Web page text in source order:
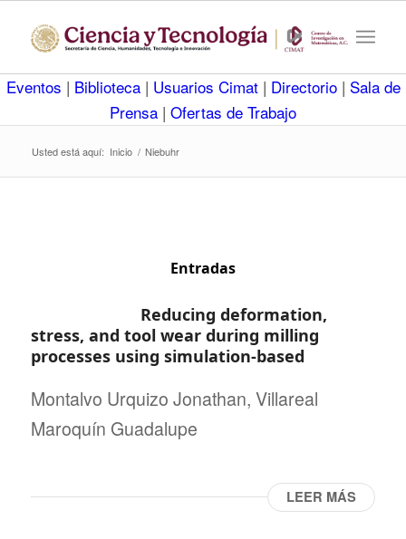
Eventos | Biblioteca | Usuarios Cimat | Directorio | Sala de
Prensa | Ofertas de Trabajo
Usted está aquí: Inicio / Niebuhr
Entradas
Reducing deformation,
stress, and tool wear during milling
processes using simulation-based
Montalvo Urquizo Jonathan, Villareal
Maroquín Guadalupe
LEER MÁS